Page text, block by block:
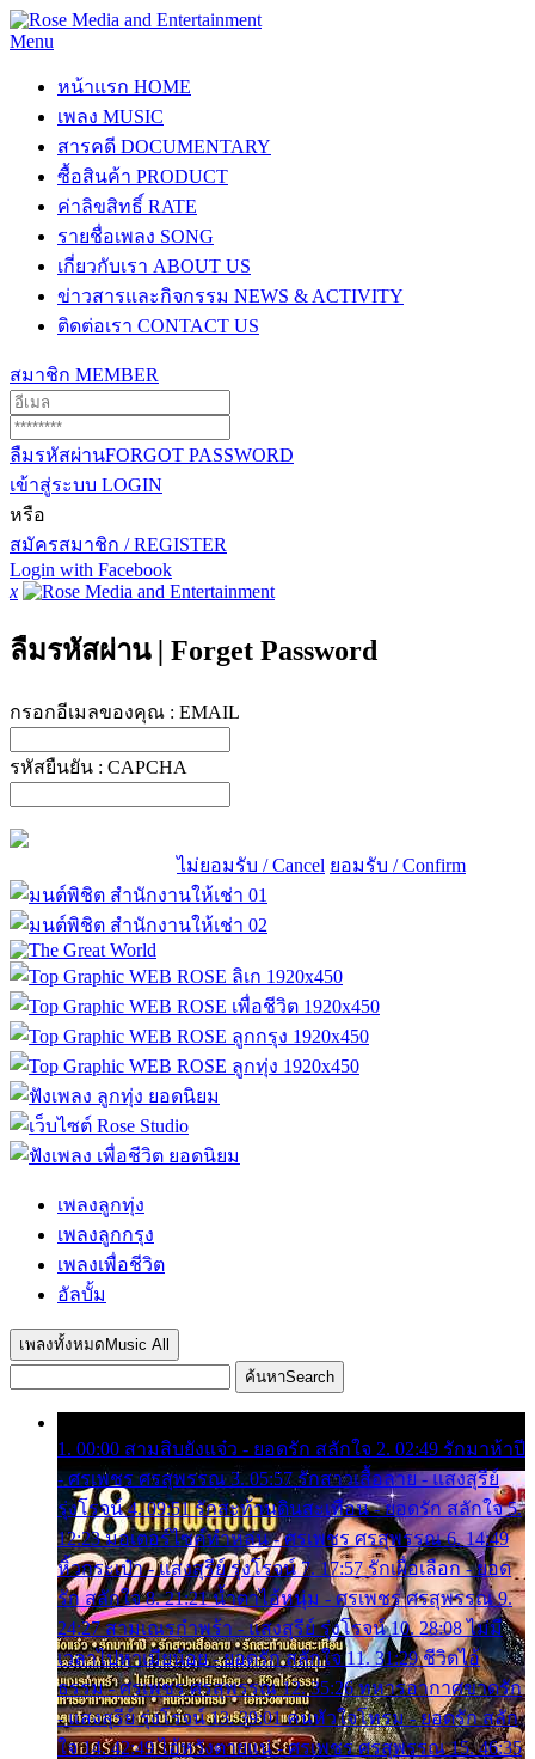
Menu
หน้าแรก HOME
เพลง MUSIC
สารคดี DOCUMENTARY
ซื้อสินค้า PRODUCT
ค่าลิขสิทธิ์ RATE
รายชื่อเพลง SONG
เกี่ยวกับเรา ABOUT US
ข่าวสารและกิจกรรม NEWS & ACTIVITY
ติดต่อเรา CONTACT US
สมาชิก MEMBER
ลืมรหัสผ่านFORGOT PASSWORD
เข้าสู่ระบบ LOGIN
หรือ
สมัครสมาชิก / REGISTER
Login with Facebook
x
ลืมรหัสผ่าน | Forget Password
กรอกอีเมลของคุณ : EMAIL
รหัสยืนยัน : CAPCHA
ไม่ยอมรับ / Cancel ยอมรับ / Confirm
เพลงลูกทุ่ง
เพลงลูกกรุง
เพลงเพื่อชีวิต
อัลบั้ม
เพลงทั้งหมด Music All
ค้นหาSearch
1. 00:00 สามสิบยังแจ๋ว - ยอดรัก สลักใจ 2. 02:49 รักมาห้าปี
- ศรเพชร ศรสุพรรณ 3. 05:57 รักสาวเสื้อลาย - แสงสุรีย์
รุ่งโรจน์ 4. 09:51 รักสะท้านดินสะเทือน - ยอดรัก สลักใจ 5.
12:23 มอเตอร์ไซค์ทำหล่น - ศรเพชร ศรสุพรรณ 6. 14:49
หิ้วกระเป๋า - แสงสุรีย์ รุ่งโรจน์ 7. 17:57 รักเผื่อเลือก - ยอด
รัก สลักใจ 8. 21:21 น้ำตาไอ้หนุ่ม - ศรเพชร ศรสุพรรณ 9.
24:27 สามเณรกำพร้า - แสงสุรีย์ รุ่งโรจน์ 10. 28:08 ไม่มี
เวลาไปหาเมียน้อย - ยอดรัก สลักใจ 11. 31:29 ชีวิตไอ้
ธรรม - ศรเพชร ศรสุพรรณ 12. 35:26 ทหารอากาศขาดรัก
- แสงสุรีย์ รุ่งโรจน์ 13. 39:01 คนหัวใจโทรม - ยอดรัก สลัก
ใจ 14. 42:49 ไอ้หวังตายแน่ - ศรเพชร ศรสุพรรณ 15. 46:35